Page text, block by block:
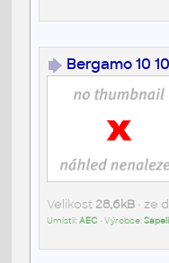
Bergamo 10
Velikost 28,6kB• ze
Umístil:AEC• Výrobce:Sapeli